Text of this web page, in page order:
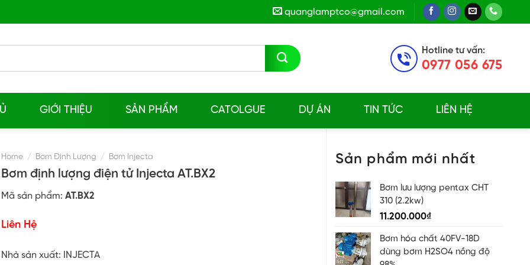
quanglamptco@gmail.com
Hotline tư vấn:
0977 056 675
GIỚI THIỆU SẢN PHẨM CATOLGUE DỰ ÁN TIN TỨC LIÊN HỆ
Sản phẩm mới nhất
Bơm lưu lượng pentax CHT
310 (2.2kw)
11.200.000₫
Bơm hóa chất 40FV-18D
dùng bơm H2SO4 nồng độ
Home / Bơm Định Lượng / Bơm Injecta
Bơm định lượng điện tử Injecta AT.BX2
Mã sản phẩm: AT.BX2
Liên Hệ
Nhà sản xuất: INJECTA